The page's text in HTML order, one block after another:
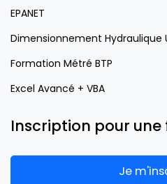
EPANET
Dimensionnement Hydraulique
Formation Métré BTP
Excel Avancé + VBA
Inscription pour
Je